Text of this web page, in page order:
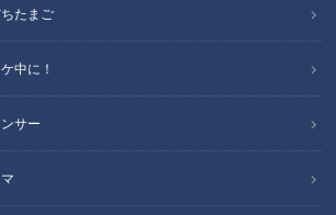
たまご
中に！
サー
説」
妖怪伝説」
のか？調査を進めると、番組史上初！妖怪